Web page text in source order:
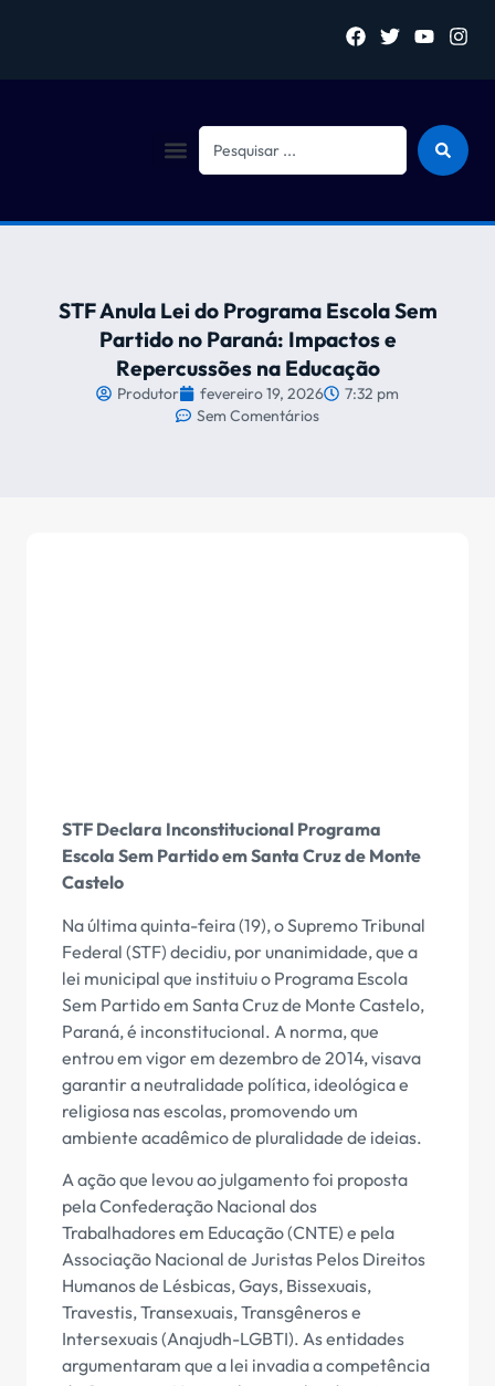
STF Anula Lei do Programa Escola Sem
Partido no Paraná: Impactos e
Repercussões na Educação
Produtor fevereiro 19, 2026
7:32 pm
Sem Comentários
STF Declara Inconstitucional Programa
Escola Sem Partido em Santa Cruz de Monte
Castelo
Na última quinta-feira (19), o Supremo Tribunal
Federal (STF) decidiu, por unanimidade, que a
lei municipal que instituiu o Programa Escola
Sem Partido em Santa Cruz de Monte Castelo,
Paraná, é inconstitucional. A norma, que
entrou em vigor em dezembro de 2014, visava
garantir a neutralidade política, ideológica e
religiosa nas escolas, promovendo um
ambiente acadêmico de pluralidade de ideias.
A ação que levou ao julgamento foi proposta
pela Confederação Nacional dos
Trabalhadores em Educação (CNTE) e pela
Associação Nacional de Juristas Pelos Direitos
Humanos de Lésbicas, Gays, Bissexuais,
Travestis, Transexuais, Transgêneros e
Intersexuais (Anajudh-LGBTI). As entidades
argumentaram que a lei invadia a competência